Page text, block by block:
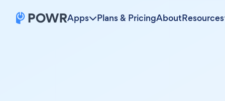
Apps Plans & PricingAboutResources